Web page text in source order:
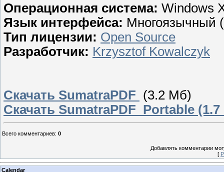
Операционная система: Windows
Язык интерфейса: Многоязычный
Тип лицензии: Open Source
Разработчик: Krzysztof Kowalczyk
Скачать SumatraPDF (3.2 Мб)
Скачать SumatraPDF Portable
Всего комментариев: 0
Добавлять комментарии
[
Calendar